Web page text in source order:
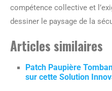
compétence collective et
dessiner le paysage de la
Articles similaires
Patch Paupière
sur cette Solution